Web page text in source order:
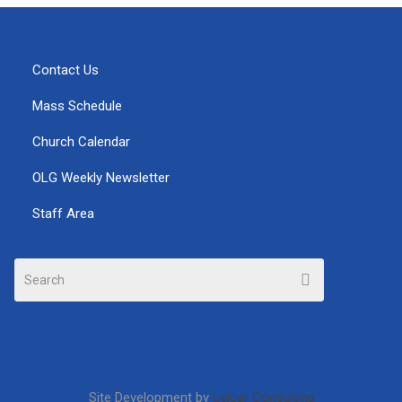
Contact Us
Mass Schedule
Church Calendar
OLG Weekly Newsletter
Staff Area
Site Development by Leicar Consulting